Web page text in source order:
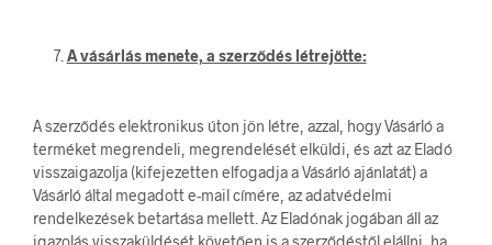
A vásárlás menete, a szerződés létrejötte:
A szerződés elektronikus úton jön létre, azzal, hogy Vásárló a
terméket megrendeli, megrendelését elküldi, és azt az Eladó
visszaigazolja (kifejezetten elfogadja a Vásárló ajánlatát) a
Vásárló által megadott e-mail címére, az adatvédelmi
rendelkezések betartása mellett. Az Eladónak jogában áll az